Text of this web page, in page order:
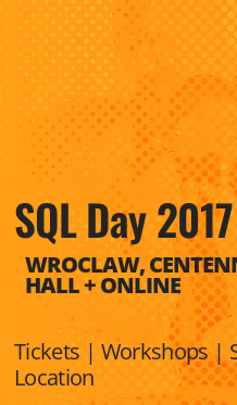
SQL Day 2017
WROCLAW,
HALL + ONLINE
Tickets | Workshops|
Location